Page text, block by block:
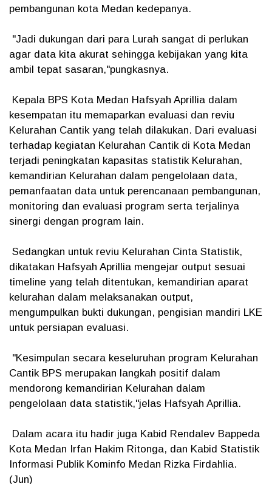
pembangunan kota Medan kedepanya.
"Jadi dukungan dari para Lurah sangat di perlukan
agar data kita akurat sehingga kebijakan yang kita
ambil tepat sasaran,"pungkasnya.
Kepala BPS Kota Medan Hafsyah Aprillia dalam
kesempatan itu memaparkan evaluasi dan reviu
Kelurahan Cantik yang telah dilakukan. Dari evaluasi
terhadap kegiatan Kelurahan Cantik di Kota Medan
terjadi peningkatan kapasitas statistik Kelurahan,
kemandirian Kelurahan dalam pengelolaan data,
pemanfaatan data untuk perencanaan pembangunan,
monitoring dan evaluasi program serta terjalinya
sinergi dengan program lain.
Sedangkan untuk reviu Kelurahan Cinta Statistik,
dikatakan Hafsyah Aprillia mengejar output sesuai
timeline yang telah ditentukan, kemandirian aparat
kelurahan dalam melaksanakan output,
mengumpulkan bukti dukungan, pengisian mandiri LKE
untuk persiapan evaluasi.
"Kesimpulan secara keseluruhan program Kelurahan
Cantik BPS merupakan langkah positif dalam
mendorong kemandirian Kelurahan dalam
pengelolaan data statistik,"jelas Hafsyah Aprillia.
Dalam acara itu hadir juga Kabid Rendalev Bappeda
Kota Medan Irfan Hakim Ritonga, dan Kabid Statistik
Informasi Publik Kominfo Medan Rizka Firdahlia.
(Jun)